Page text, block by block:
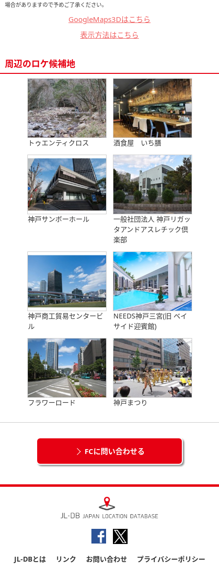
場合がありますので予めご了承ください。
GoogleMaps3Dはこちら
表示方法はこちら
周辺のロケ候補地
トゥエンティクロス 酒食屋 いち膳
神戸サンボーホール
一般社団法人 神戸リガッ
タアンドアスレチック倶
楽部
神戸商工貿易センタービ
ル
NEEDS神戸三宮(旧 ベイ
サイド迎賓館)
フラワーロード 神戸まつり
FCに問い合わせる
JL-DBとは リンク お問い合わせ プライバシーポリシー